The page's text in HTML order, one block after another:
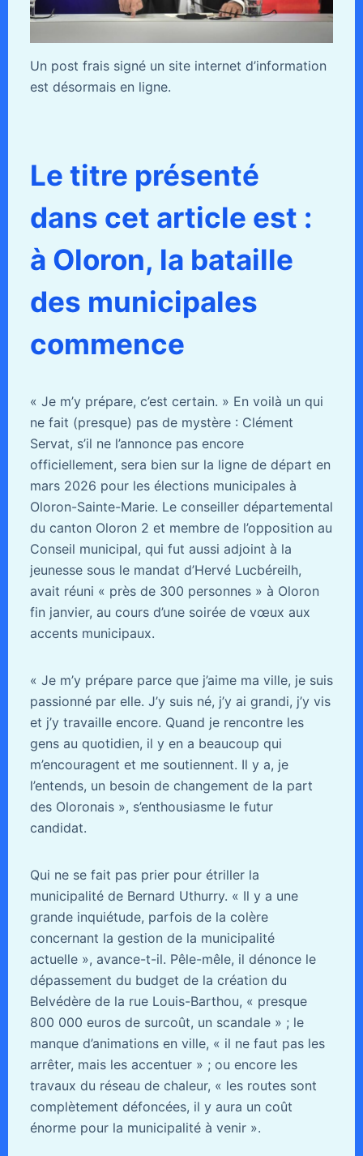
Un post frais signé un site internet d’information
est désormais en ligne.
Le titre présenté
dans cet article est :
à Oloron, la bataille
des municipales
commence
« Je m’y prépare, c’est certain. » En voilà un qui
ne fait (presque) pas de mystère : Clément
Servat, s’il ne l’annonce pas encore
officiellement, sera bien sur la ligne de départ en
mars 2026 pour les élections municipales à
Oloron-Sainte-Marie. Le conseiller départemental
du canton Oloron 2 et membre de l’opposition au
Conseil municipal, qui fut aussi adjoint à la
jeunesse sous le mandat d’Hervé Lucbéreilh,
avait réuni « près de 300 personnes » à Oloron
fin janvier, au cours d’une soirée de vœux aux
accents municipaux.
« Je m’y prépare parce que j’aime ma ville, je suis
passionné par elle. J’y suis né, j’y ai grandi, j’y vis
et j’y travaille encore. Quand je rencontre les
gens au quotidien, il y en a beaucoup qui
m’encouragent et me soutiennent. Il y a, je
l’entends, un besoin de changement de la part
des Oloronais », s’enthousiasme le futur
candidat.
Qui ne se fait pas prier pour étriller la
municipalité de Bernard Uthurry. « Il y a une
grande inquiétude, parfois de la colère
concernant la gestion de la municipalité
actuelle », avance-t-il. Pêle-mêle, il dénonce le
dépassement du budget de la création du
Belvédère de la rue Louis-Barthou, « presque
800 000 euros de surcoût, un scandale » ; le
manque d’animations en ville, « il ne faut pas les
arrêter, mais les accentuer » ; ou encore les
travaux du réseau de chaleur, « les routes sont
complètement défoncées, il y aura un coût
énorme pour la municipalité à venir ».